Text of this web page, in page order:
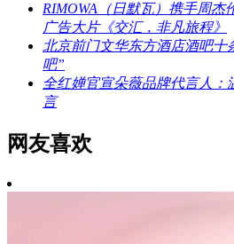
RIMOWA（日默瓦）携手周杰
广告大片《交汇，非凡旅程》
北京前门文华东方酒店酒吧十
吧”
全红婵官宣朵薇品牌代言人：
言
网友喜欢